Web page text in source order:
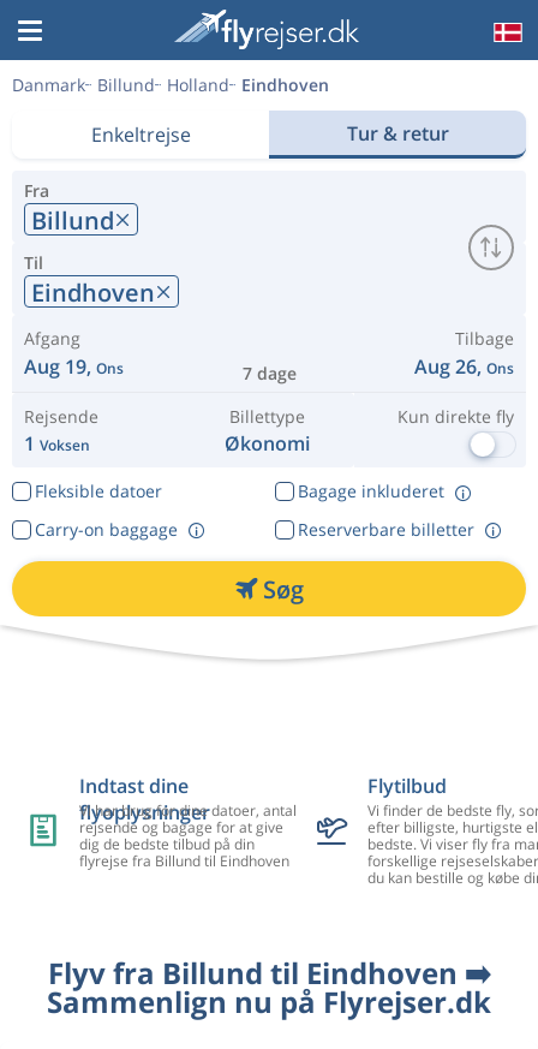
Danmark Billund Holland Eindhoven
Enkeltrejse Tur & retur
Fra
Billund
Til
Eindhoven
Afgang
Aug 19, Ons 7 dage
Tilbage
Aug 26, Ons
Rejsende
1 Voksen
Billettype
Økonomi
Kun direkte fly
Fleksible datoer
Bagage inkluderet
Reserverbare billetter
Carry-on baggage
Søg
Indtast dine
flyoplysninger
Vi har brug for dine datoer, antal
rejsende og bagage for at give
dig de bedste tilbud på din
flyrejse fra Billund til Eindhoven
Flytilbud
Vi finder de bedste fly,
efter billigste, hurtigste
bedste. Vi viser fly fra
forskellige
du kan bestille og købe
Flyv fra Billund til Eindhoven ➡️
Sammenlign nu på Flyrejser.dk